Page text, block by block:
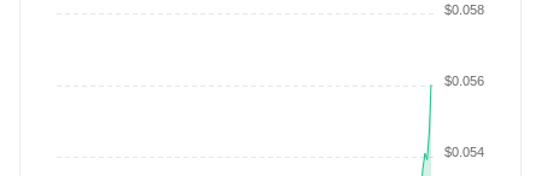
$0.054
$0.056
$0.058